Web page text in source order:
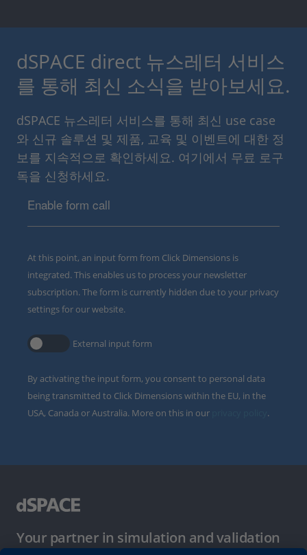
dSPACE direct 뉴스레터 서비스
를 통해 최신 소식을 받아보세요.
dSPACE 뉴스레터 서비스를 통해 최신 use case
와 신규 솔루션 및 제품, 교육 및 이벤트에 대한 정
보를 지속적으로 확인하세요. 여기에서 무료 로구
독을 신청하세요.
Enable form call
At this point, an input form from Click Dimensions is
integrated. This enables us to process your newsletter
subscription. The form is currently hidden due to your privacy
settings for our website.
External input form
By activating the input form, you consent to personal data
being transmitted to Click Dimensions within the EU, in the
USA, Canada or Australia. More on this in our
.
Your partner in simulation and validation